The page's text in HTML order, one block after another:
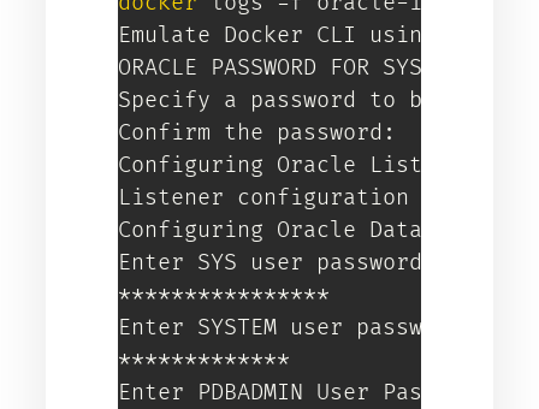
Emulate Docker CLI using
ORACLE PASSWORD FOR SYS AND
Specify a password to be used
Confirm the password:
Configuring Oracle Listener.
Listener configuration
Configuring Oracle Database XE.
Enter SYS user password:
****************
Enter SYSTEM user password:
*************
Enter PDBADMIN User Password: